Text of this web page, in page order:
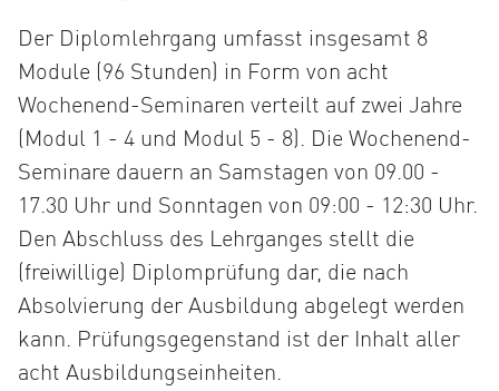
Der Diplomlehrgang umfasst insgesamt 8
Module (96 Stunden) in Form von acht
Wochenend-Seminaren verteilt auf zwei Jahre
(Modul 1 - 4 und Modul 5 - 8). Die Wochenend-
Seminare dauern an Samstagen von 09.00 -
17.30 Uhr und Sonntagen von 09:00 - 12:30 Uhr.
Den Abschluss des Lehrganges stellt die
(freiwillige) Diplomprüfung dar, die nach
Absolvierung der Ausbildung abgelegt werden
kann. Prüfungsgegenstand ist der Inhalt aller
acht Ausbildungseinheiten.